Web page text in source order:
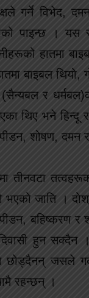
गर्ने
पाइन्छ । यस
हातमा
बाइबल थियो,
र
थिए भने हिन्दू
शोषण,
तीनवटा
जाति ।
बहिष्करण
हुन सक्दैन
जसले
रहन्छन् ।